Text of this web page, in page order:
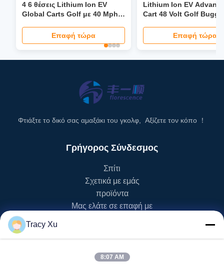
4 6 θέσεις Lithium Ion EV
Global Carts Golf με 40 Mph
Αναδιπλούμενο κάθισμα LCD
με οθόνη LED προβολέων
Επαφή τώρα
Lithium Ion EV
Cart 48 Volt Golf Buggy
Επαφή τώρα
Φτιάξτε το δικό σας αμαξάκι του γκολφ, Αξίζετε τον κόπο ！
Γρήγορος Σύνδεσμος
Σπίτι
Σχετικά με εμάς
προϊόντα
Μας ελάτε σε επαφή με
Κάρρο γκολφ της EV
Tracy Xu
8:07 AM